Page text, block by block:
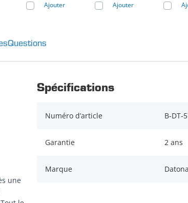
Ajouter Ajouter
Questions
Spécifications
Numéro d’article B-DT-
Garantie 2 ans
Marque Datona
une